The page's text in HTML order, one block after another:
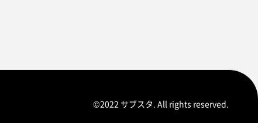
©2022 サブスタ. All rights reserved.